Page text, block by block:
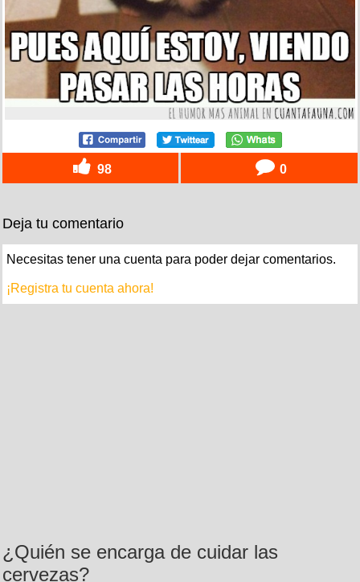
98 0
Deja tu comentario
Necesitas tener una cuenta para poder dejar comentarios.
¡Registra tu cuenta ahora!
¿Quién se encarga de cuidar las
cervezas?